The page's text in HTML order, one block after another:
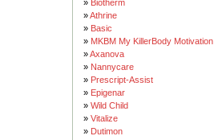
» Biotherm
»Athrine
» Basic
» MKBM My KillerBody Motivation
»Axanova
» Nannycare
» Prescript-Assist
» Epigenar
» Wild Child
» Vitalize
» Dutimon